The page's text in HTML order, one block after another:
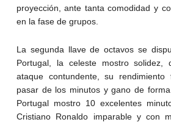
proyección, ante tanta comodidad y
en la fase de grupos.
La segunda llave de octavos se
Portugal, la celeste mostro solidez,
ataque contundente, su
pasar de los minutos y gano de
Portugal mostro 10 excelentes
Cristiano Ronaldo imparable y con